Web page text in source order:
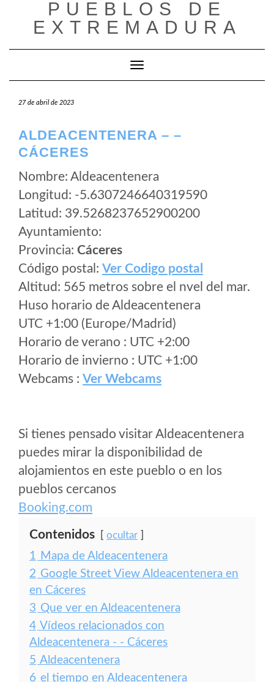
contenido
PUEBLOS DE
EXTREMADURA
Cambiar modo de navegación
27 de abril de 2023
ALDEACENTENERA – –
CÁCERES
Nombre: Aldeacentenera
Longitud: -5.6307246640319590
Latitud: 39.5268237652900200
Ayuntamiento:
Provincia: Cáceres
Código postal: Ver Codigo postal
Altitud: 565 metros sobre el nvel del mar.
Huso horario de Aldeacentenera
UTC +1:00 (Europe/Madrid)
Horario de verano : UTC +2:00
Horario de invierno : UTC +1:00
Webcams : Ver Webcams
Si tienes pensado visitar Aldeacentenera
puedes mirar la disponibilidad de
alojamientos en este pueblo o en los
pueblos cercanos
Booking.com
Contenidos ocultar
1 Mapa de Aldeacentenera
2 Google Street View Aldeacentenera en
en Cáceres
3 Que ver en Aldeacentenera
4 Vídeos relacionados con
Aldeacentenera - - Cáceres
5 Aldeacentenera
6 el tiempo en Aldeacentenera